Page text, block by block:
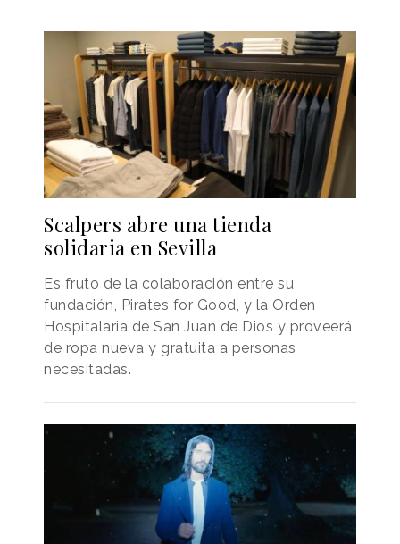
Scalpers abre una tienda
solidaria en Sevilla
Es fruto de la colaboración entre su
fundación, Pirates for Good, y la Orden
Hospitalaria de San Juan de Dios y proveerá
de ropa nueva y gratuita a personas
necesitadas.